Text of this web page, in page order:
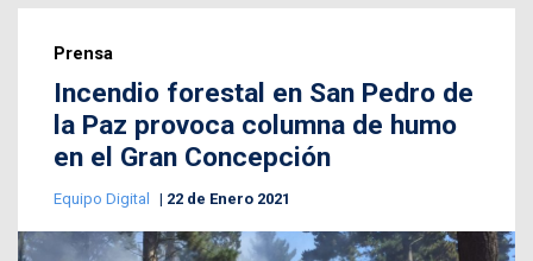
Prensa
Incendio forestal en San Pedro de
la Paz provoca columna de humo
en el Gran Concepción
Equipo Digital 22 de Enero 2021